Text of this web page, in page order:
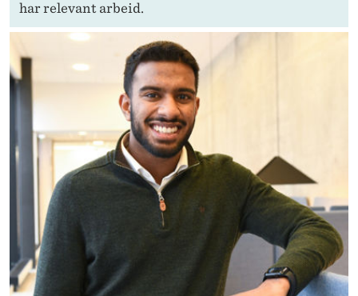
har relevant arbeid.